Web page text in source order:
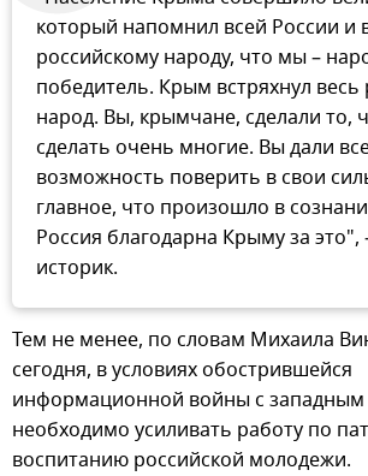
который напомнил всей России и
российскому народу, что мы –
победитель. Крым встряхнул весь
народ. Вы, крымчане, сделали то,
сделать очень многие. Вы дали
возможность поверить в свои
главное, что произошло в
Россия благодарна Крыму за это",
историк.
Тем не менее, по словам Михаила
сегодня, в условиях обострившейся
информационной войны с
необходимо усиливать работу по
воспитанию российской молодежи.